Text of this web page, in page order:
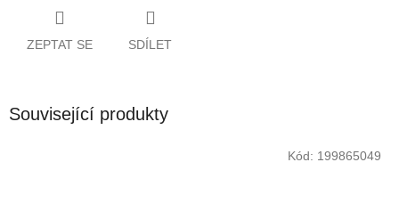
ZEPTAT SE SDÍLET
Související produkty
Kód: 199865049